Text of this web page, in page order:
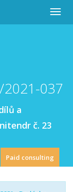
037
a
č. 23
Paid consulting